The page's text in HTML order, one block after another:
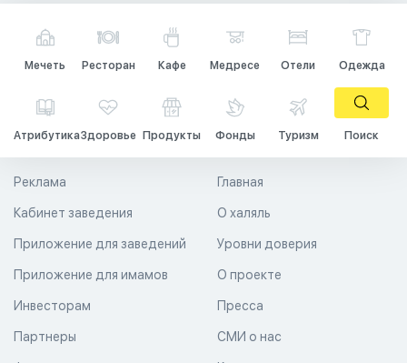
Мечеть Ресторан Кафе Медресе Отели Одежда
АтрибутикаЗдоровье Продукты Фонды Туризм Поиск
Главная
О халяль
Уровни доверия
Реклама
Кабинет заведения
Приложение для заведений
Приложение для имамов О проекте
Пресса
СМИ о нас
Инвесторам
Партнеры